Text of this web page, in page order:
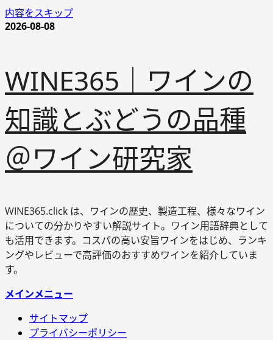
内容をスキップ
2026-08-08
WINE365｜ワインの
知識とぶどうの品種
＠ワイン研究家
WINE365.click は、ワインの歴史、製造工程、様々なワイン
についての分かりやすい解説サイト。ワイン用語辞典として
も活用できます。コスパの高い安旨ワインをはじめ、ランキ
ングやレビューで高評価のおすすめワインを紹介していま
す。
メインメニュー
サイトマップ
プライバシーポリシー